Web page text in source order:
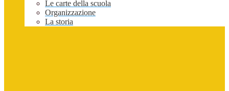
Le carte della scuola
Organizzazione
La storia